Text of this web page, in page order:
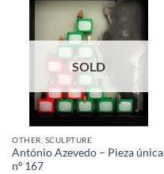
SOLD
OTHER, SCULPTURE
António Azevedo – Pieza única
nº 167